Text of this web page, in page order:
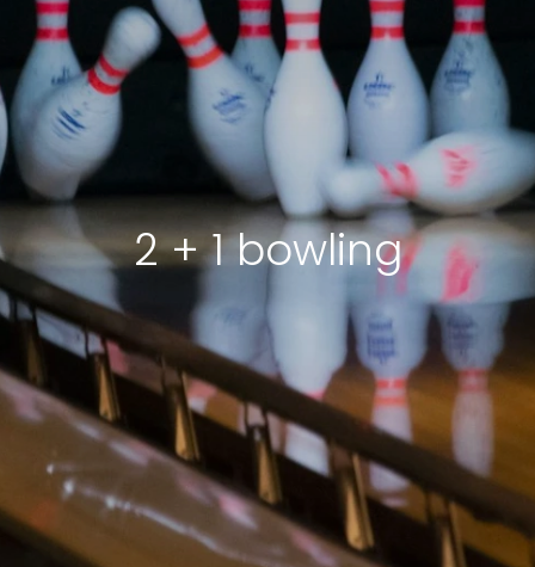
2 + 1 bowling